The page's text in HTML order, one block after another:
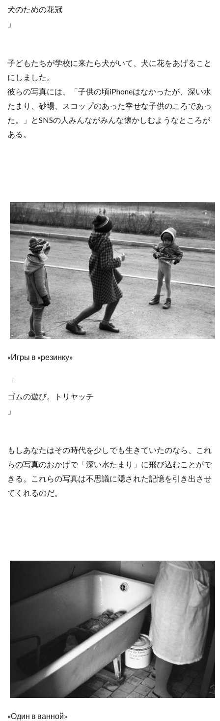
犬のための花冠
」
子どもたちが学校に来たら犬がいて、犬に花をあげること
にしました。
彼らの写真には、「子供の頃iPhoneはなかったが、深い水
たまり、砂場、スコップのあった幸せな子供のころであっ
た。」とSNSの人みんながみんな懐かしむようなところが
ある。
«Игры в «резинку»
「
ゴムの遊び。トリヤッチ
」
もしあなたはその時代を少しでも生きていたのなら、これ
らの写真のおかげで「深い水たまり」に飛び込むことがで
きる。これらの写真は不思議に隠された記憶を引き出させ
てくれるのだ。
«Один в ванной»